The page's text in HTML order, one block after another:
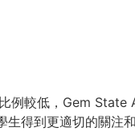
例較低，Gem State
得到更適切的關注和